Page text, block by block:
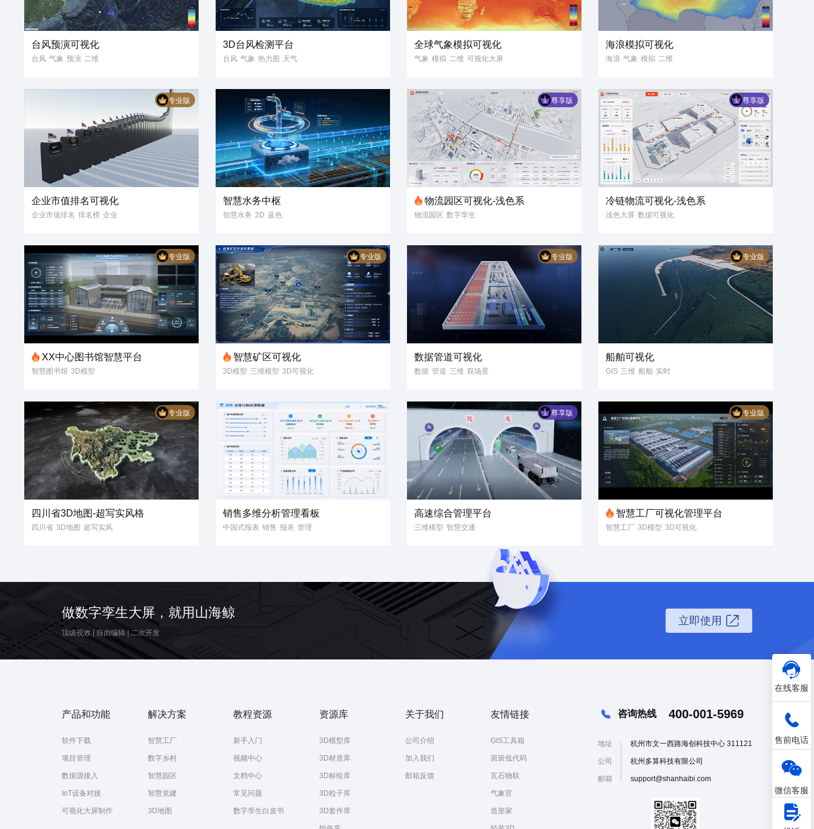
在线客服
售前电话
微信客服
台风预演可视化
台风 气象 预演 二维
3D台风检测平台
台风 气象 热力图 天气
3D可视化 三维渲染 3D地图
三维地图
全球气象模拟可视化
气象 模拟 二维 可视化大屏
海浪模拟可视化
海浪 气象 模拟 二维
专业版
企业市值排名可视化
企业市值排名 排名榜 企业
三维模型 3D模型 3D可视化
智慧水务中枢
智慧水务 2D 蓝色
尊享版
物流园区可视化-浅色系
物流园区 数字孪生
浅色大屏 3D可视化
尊享版
冷链物流可视化-浅色系
浅色大屏 数据可视化
3D可视化 数据大屏
专业版
XX中心图书馆智慧平台
智慧图书馆 3D模型
专业版
智慧矿区可视化
3D模型 三维模型 3D可视化
煤矿矿场
煤矿作业
煤场作业
施工现场
专业版
数据管道可视化
数据 管道 三维 双场景
专业版
船舶可视化
GIS 三维 船舶 实时
智慧港口 数字航运
专业版
四川省3D地图-超写实风格
四川省 3D地图 超写实风
销售多维分析管理看板
中国式报表 销售 报表 管理
尊享版
高速综合管理平台
三维模型 智慧交通
智慧隧道 智慧桥梁
三维地图
专业版
智慧工厂可视化管理平台
智慧工厂 3D模型 3D可视化
做数字孪生大屏，就用山海鲸
顶级视效 自由编辑 二次开发
立即使用
产品和功能
软件下载
项目管理
数据源接入
IoT设备对接
可视化大屏制作
解决方案
智慧工厂
数字乡村
智慧园区
智慧党建
3D地图
教程资源
新手入门
视频中心
文档中心
常见问题
数字孪生白皮书
资源库
3D模型库
3D材质库
3D标绘库
3D粒子库
3D套件库
关于我们
公司介绍
加入我们
邮箱反馈
友情链接
GIS工具箱
斑斑低代码
瓦石物联
气象官
造形家
咨询热线 400-001-5969
地址
公司
邮箱
杭州市文一西路海创科技中心 311121
杭州多算科技有限公司
support@shanhaibi.com